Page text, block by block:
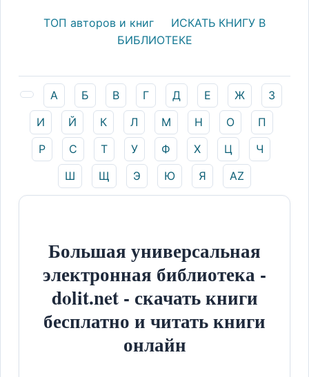
ТОП авторов и книг
ИСКАТЬ КНИГУ В
БИБЛИОТЕКЕ
А Б В Г Д Е Ж
З
И
Й К Л М Н О
П
Р
С Т У Ф Х Ц
Ч
Ш
Щ Э Ю Я AZ
Большая универсальная
электронная библиотека -
dolit.net - скачать книги
бесплатно и читать книги
онлайн